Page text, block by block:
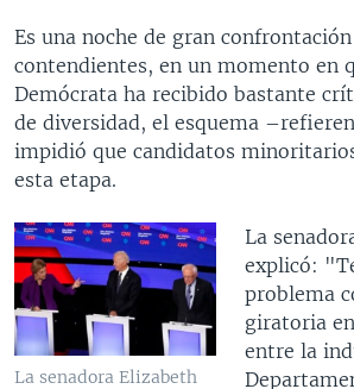
Es una noche de gran
contendientes, en un momento en
Demócrata ha recibido bastante
de diversidad, el esquema
impidió que candidatos
esta etapa.
La senadora Elizabeth
La
explicó:
problema
giratoria
entre la